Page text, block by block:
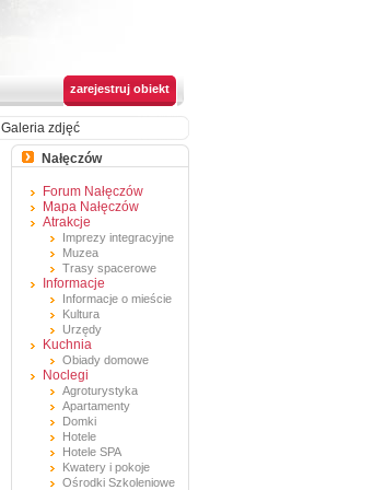
zarejestruj obiekt
Galeria zdjęć
Nałęczów
Forum Nałęczów
Mapa Nałęczów
Atrakcje
Imprezy integracyjne
Muzea
Trasy spacerowe
Informacje
Informacje o mieście
Kultura
Urzędy
Kuchnia
Obiady domowe
Noclegi
Agroturystyka
Apartamenty
Domki
Hotele
Hotele SPA
Kwatery i pokoje
Ośrodki Szkoleniowe